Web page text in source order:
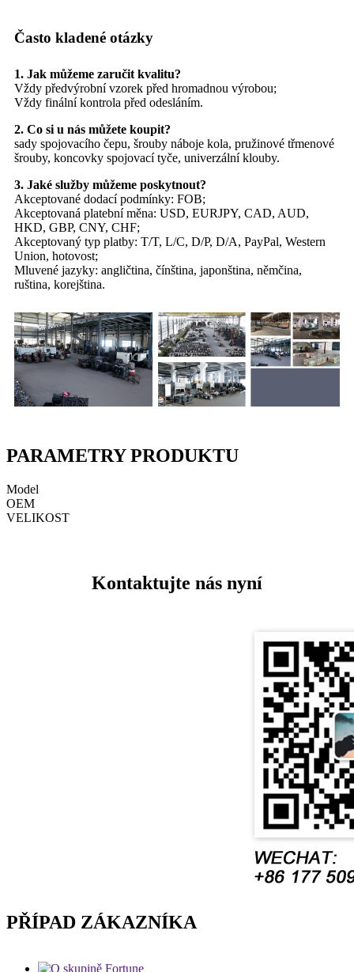
Často kladené otázky
1. Jak můžeme zaručit kvalitu?
Vždy předvýrobní vzorek před hromadnou výrobou;
Vždy finální kontrola před odesláním.
2. Co si u nás můžete koupit?
sady spojovacího čepu, šrouby náboje kola, pružinové třmenové
šrouby, koncovky spojovací tyče, univerzální klouby.
3. Jaké služby můžeme poskytnout?
Akceptované dodací podmínky: FOB;
Akceptovaná platební měna: USD, EURJPY, CAD, AUD,
HKD, GBP, CNY, CHF;
Akceptovaný typ platby: T/T, L/C, D/P, D/A, PayPal, Western
Union, hotovost;
Mluvené jazyky: angličtina, čínština, japonština, němčina,
ruština, korejština.
PARAMETRY PRODUKTU
Model
OEM
VELIKOST
Kontaktujte nás nyní
PŘÍPAD ZÁKAZNÍKA